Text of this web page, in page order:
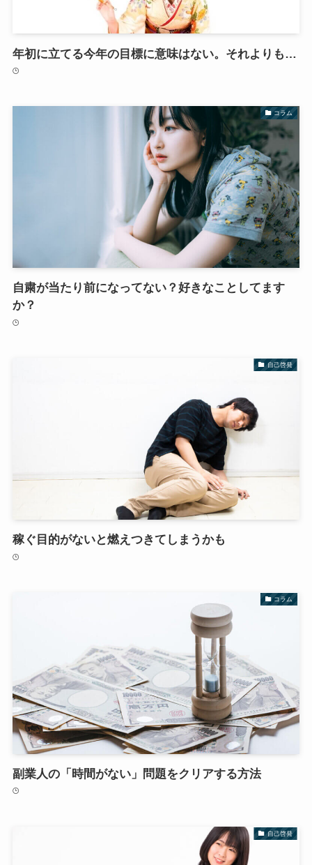
年初に立てる今年の目標に意味はない。それよりも…
コラム
自粛が当たり前になってない？好きなことしてます
か？
自己啓発
稼ぐ目的がないと燃えつきてしまうかも
コラム
副業人の「時間がない」問題をクリアする方法
自己啓発